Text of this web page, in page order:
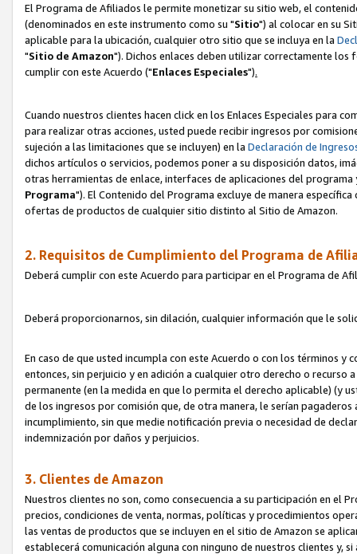
El Programa de Afiliados le permite monetizar su sitio web, el
(denominados en este instrumento como su "Sitio") al colocar en su
aplicable para la ubicación, cualquier otro sitio que se incluya en la
"Sitio de Amazon"). Dichos enlaces deben utilizar correctamente los
cumplir con este Acuerdo ("Enlaces Especiales").
Cuando nuestros clientes hacen click en los Enlaces Especiales para
para realizar otras acciones, usted puede recibir ingresos por
sujeción a las limitaciones que se incluyen) en la Declaración de
dichos artículos o servicios, podemos poner a su disposición datos,
otras herramientas de enlace, interfaces de aplicaciones del
Programa"). El Contenido del Programa excluye de manera
ofertas de productos de cualquier sitio distinto al Sitio de Amazon.
2. Requisitos de Cumplimiento del Programa de
Deberá cumplir con este Acuerdo para participar en el Programa de
Deberá proporcionarnos, sin dilación, cualquier información que le
En caso de que usted incumpla con este Acuerdo o con los términos
entonces, sin perjuicio y en adición a cualquier otro derecho o
permanente (en la medida en que lo permita el derecho aplicable) (y
de los ingresos por comisión que, de otra manera, le serían
incumplimiento, sin que medie notificación previa o necesidad de
indemnización por daños y perjuicios.
3. Clientes de Amazon
Nuestros clientes no son, como consecuencia a su participación en el
precios, condiciones de venta, normas, políticas y procedimientos
las ventas de productos que se incluyen en el sitio de Amazon se
establecerá comunicación alguna con ninguno de nuestros clientes y,